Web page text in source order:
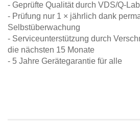
- Geprüfte Qualität durch VDS/Q-
- Prüfung nur 1 × jährlich dank
Selbstüberwachung
- Serviceunterstützung durch
die nächsten 15 Monate
- 5 Jahre Gerätegarantie für alle